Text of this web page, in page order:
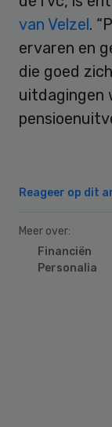
van Velzel.
ervaren en
die goed
uitdagingen
Reageer op dit
Meer over:
Financiën
Personalia